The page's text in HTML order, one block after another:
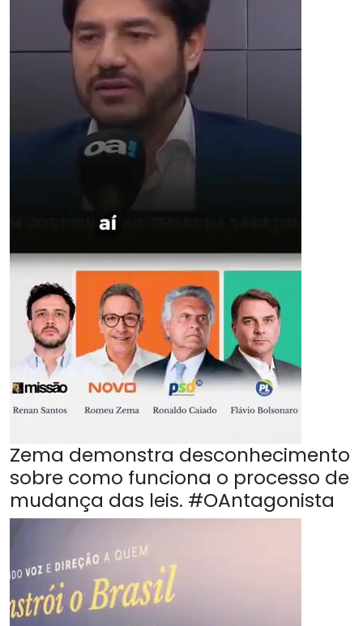
Zema demonstra desconhecimento
sobre como funciona o processo de
mudança das leis. #OAntagonista